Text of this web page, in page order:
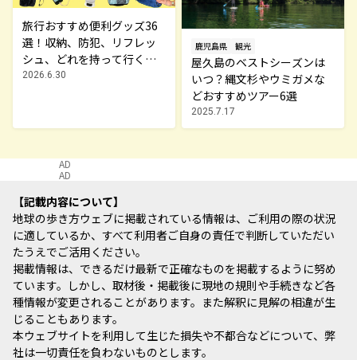
旅行おすすめ便利グッズ36
選！収納、防犯、リフレッ
シュ、どれを持って行く？
【編集者の旅の持ち物】
2026.6.30
鹿児島県 観光
屋久島のベストシーズンは
いつ？縄文杉やウミガメな
どおすすめツアー6選
2025.7.17
AD
AD
記載内容について
地球の歩き方ウェブに掲載されている情報は、ご利用の際の状況
に適しているか、すべて利用者ご自身の責任で判断していただい
たうえでご活用ください。
掲載情報は、できるだけ最新で正確なものを掲載するように努め
ています。しかし、取材後・掲載後に現地の規則や手続きなど各
種情報が変更されることがあります。また解釈に見解の相違が生
じることもあります。
本ウェブサイトを利用して生じた損失や不都合などについて、弊
社は一切責任を負わないものとします。